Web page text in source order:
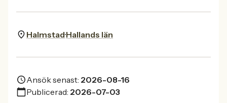
Halmstad Hallands län
Ansök senast: 2026-08-16
Publicerad: 2026-07-03